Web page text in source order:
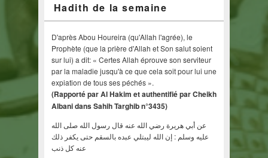
Hadith de la semaine
D'après Abou Houreira (qu'Allah l'agrée), le
Prophète (que la prière d'Allah et Son salut soient
sur lui) a dit: « Certes Allah éprouve son serviteur
par la maladie jusqu'à ce que cela soit pour lui une
expiation de tous ses péchés ».
(Rapporté par Al Hakim et authentifié par Cheikh
Albani dans Sahih Targhib n°3435)
عن أبي هريرة رضي الله عنه قال رسول الله صلى الله
عليه وسلم : إن الله ليبتلي عبده بالسقم حتى يكفر ذلك
عنه كل ذنب